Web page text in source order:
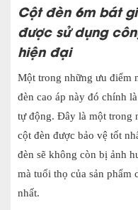
Cột đèn 6m bát
được sử dụng
hiện đại
Một trong những ưu điểm
đèn cao áp này đó chính
tự động. Đây là một trong
cột đèn được bảo vệ tốt
đèn sẽ không còn bị ảnh
mà tuổi thọ của sản
nhất.